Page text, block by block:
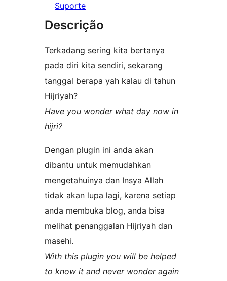
Suporte
Descrição
Terkadang sering kita bertanya
pada diri kita sendiri, sekarang
tanggal berapa yah kalau di tahun
Hijriyah?
Have you wonder what day now in
hijri?
Dengan plugin ini anda akan
dibantu untuk memudahkan
mengetahuinya dan Insya Allah
tidak akan lupa lagi, karena setiap
anda membuka blog, anda bisa
melihat penanggalan Hijriyah dan
masehi.
With this plugin you will be helped
to know it and never wonder again